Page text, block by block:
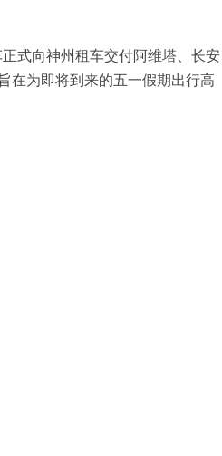
式向神州租车交付阿维塔、长安
在为即将到来的五一假期出行高